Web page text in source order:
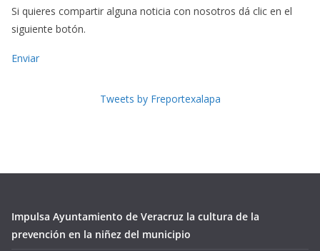
Si quieres compartir alguna noticia con nosotros dá clic en el
siguiente botón.
Enviar
Tweets by Freportexalapa
Impulsa Ayuntamiento de Veracruz la cultura de la
prevención en la niñez del municipio